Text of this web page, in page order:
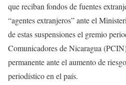
que reciban fondos de fuentes
“agentes extranjeros” ante el
de estas suspensiones el gremio
Comunicadores de Nicaragua
permanente ante el aumento de
periodístico en el país.